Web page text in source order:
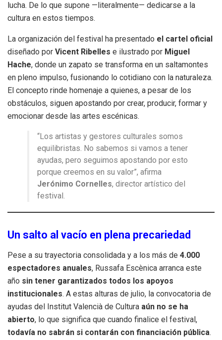
lucha. De lo que supone —literalmente— dedicarse a la
cultura en estos tiempos.
La organización del festival ha presentado el cartel oficial
diseñado por Vicent Ribelles e ilustrado por Miguel
Hache, donde un zapato se transforma en un saltamontes
en pleno impulso, fusionando lo cotidiano con la naturaleza.
El concepto rinde homenaje a quienes, a pesar de los
obstáculos, siguen apostando por crear, producir, formar y
emocionar desde las artes escénicas.
“Los artistas y gestores culturales somos
equilibristas. No sabemos si vamos a tener
ayudas, pero seguimos apostando por esto
porque creemos en su valor”, afirma
Jerónimo Cornelles, director artístico del
festival.
Un salto al vacío en plena precariedad
Pese a su trayectoria consolidada y a los más de 4.000
espectadores anuales, Russafa Escènica arranca este
año sin tener garantizados todos los apoyos
institucionales. A estas alturas de julio, la convocatoria de
ayudas del Institut Valencià de Cultura aún no se ha
abierto, lo que significa que cuando finalice el festival,
todavía no sabrán si contarán con financiación pública.